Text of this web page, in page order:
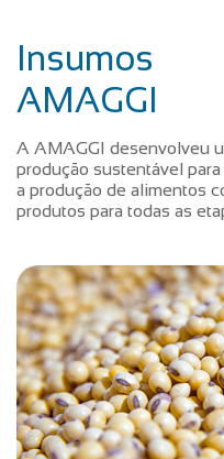
Insumos
AMAGGI
A AMAGGI desenvolveu
produção sustentável
a produção de alimentos
produtos para todas as